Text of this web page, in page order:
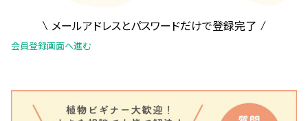
メールアドレスとパスワードだけで登録完了
会員登録画面へ進む